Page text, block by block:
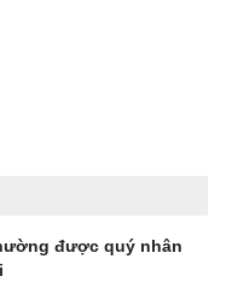
được quý nhân